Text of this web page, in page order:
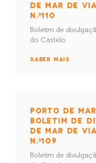
DE MAR DE
N.º110
Boletim de
do Castelo
SABER MAIS
PORTO DE
BOLETIM DE
DE MAR DE
N.º109
Boletim de